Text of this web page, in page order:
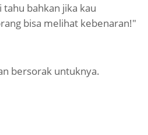
bahkan jika kau
bisa melihat kebenaran!"
bersorak untuknya.